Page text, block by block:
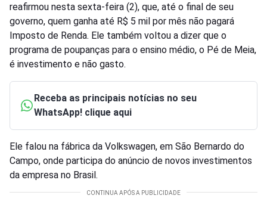
reafirmou nesta sexta-feira (2), que, até o final de seu
governo, quem ganha até R$ 5 mil por mês não pagará
Imposto de Renda. Ele também voltou a dizer que o
programa de poupanças para o ensino médio, o Pé de Meia,
é investimento e não gasto.
Receba as principais notícias no seu
WhatsApp! clique aqui
Ele falou na fábrica da Volkswagen, em São Bernardo do
Campo, onde participa do anúncio de novos investimentos
da empresa no Brasil.